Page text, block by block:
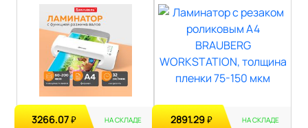
3266.07₽ НА СКЛАДЕ 2891.29₽ НА СКЛАДЕ